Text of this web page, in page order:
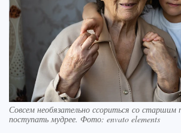
Совсем необязательно ссориться со
поступать мудрее. Фото: envato elements